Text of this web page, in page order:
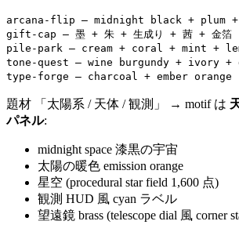
arcana-flip — midnight black + plum +
gift-cap — 墨 + 朱 + 生成り + 茜 + 金箔
pile-park — cream + coral + mint +
tone-quest — wine burgundy + ivory +
題材 「太陽系 / 天体 / 観測」 → motif は
パネル:
midnight space 漆黒の宇宙
太陽の暖色 emission orange
星空 (procedural star field 1,600 点)
観測 HUD 風 cyan ラベル
望遠鏡 brass (telescope dial 風 corner